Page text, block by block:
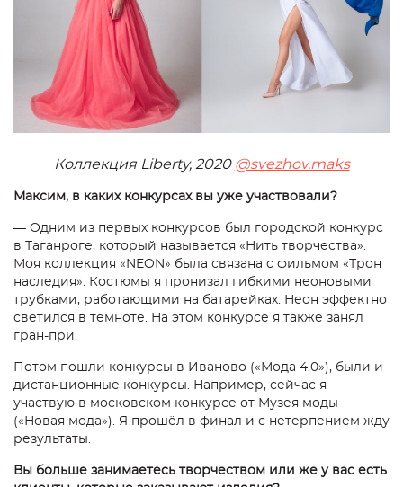
Коллекция Liberty, 2020 @svezhov.maks
Максим, в каких конкурсах вы уже участвовали?
— Одним из первых конкурсов был городской конкурс
в Таганроге, который называется «Нить творчества».
Моя коллекция «NEON» была связана с фильмом «Трон
наследия». Костюмы я пронизал гибкими неоновыми
трубками, работающими на батарейках. Неон эффектно
светился в темноте. На этом конкурсе я также занял
гран-при.
Потом пошли конкурсы в Иваново («Мода 4.0»), были и
дистанционные конкурсы. Например, сейчас я
участвую в московском конкурсе от Музея моды
(«Новая мода»). Я прошёл в финал и с нетерпением жду
результаты.
Вы больше занимаетесь творчеством или же у вас есть